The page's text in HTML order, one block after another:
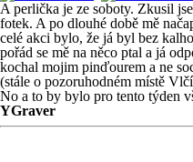
A perlička je ze soboty. Zkusil
fotek. A po dlouhé době mě
celé akci bylo, že já byl bez
pořád se mě na něco ptal a já
kochal mojim pinďourem a ne
(stále o pozoruhodném místě
No a to by bylo pro tento týden
YGraver